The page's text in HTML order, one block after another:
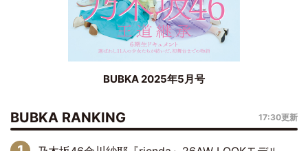
BUBKA 2025年5月号
BUBKA RANKING 17:30更新